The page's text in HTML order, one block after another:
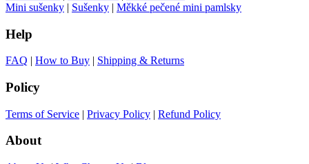
Mini sušenky | Sušenky | Měkké pečené mini pamlsky
Help
FAQ | How to Buy | Shipping & Returns
Policy
Terms of Service | Privacy Policy | Refund Policy
About